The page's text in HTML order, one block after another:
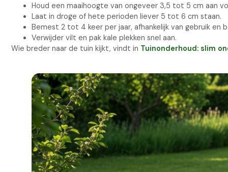
Houd een maaihoogte van ongeveer 3,5 tot 5 cm aan
Laat in droge of hete perioden liever 5 tot 6 cm staan.
Bemest 2 tot 4 keer per jaar, afhankelijk van gebruik en
Verwijder vilt en pak kale plekken snel aan.
Wie breder naar de tuin kijkt, vindt in Tuinonderhoud: slim